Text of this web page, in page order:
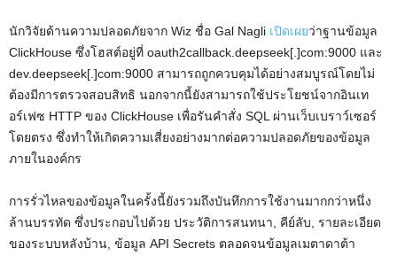
นักวิจัยด้านความปลอดภัยจาก Wiz ชื่อ Gal Nagli เปิดเผยว่าฐานข้อมูล
ClickHouse ซึ่งโฮสต์อยู่ที่ oauth2callback.deepseek[.]com:9000 และ
dev.deepseek[.]com:9000 สามารถถูกควบคุมได้อย่างสมบูรณ์โดยไม่
ต้องมีการตรวจสอบสิทธิ นอกจากนี้ยังสามารถใช้ประโยชน์จากอินเท
อร์เฟซ HTTP ของ ClickHouse เพื่อรันคำสั่ง SQL ผ่านเว็บเบราว์เซอร์
โดยตรง ซึ่งทำให้เกิดความเสี่ยงอย่างมากต่อความปลอดภัยของข้อมูล
ภายในองค์กร
การรั่วไหลของข้อมูลในครั้งนี้ยังรวมถึงบันทึกการใช้งานมากกว่าหนึ่ง
ล้านบรรทัด ซึ่งประกอบไปด้วย ประวัติการสนทนา, คีย์ลับ, รายละเอียด
ของระบบหลังบ้าน, ข้อมูล API Secrets ตลอดจนข้อมูลเมตาดาต้า